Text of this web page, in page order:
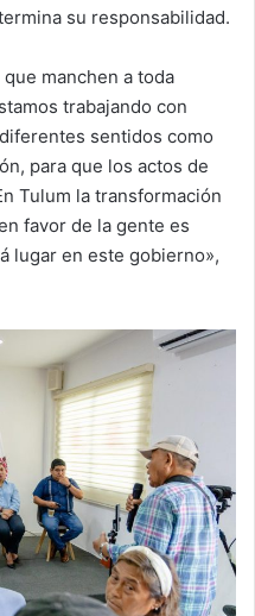
su responsabilidad.
manchen a toda
trabajando con
sentidos como
para que los actos de
Tulum la transformación
favor de la gente es
lugar en este gobierno»,